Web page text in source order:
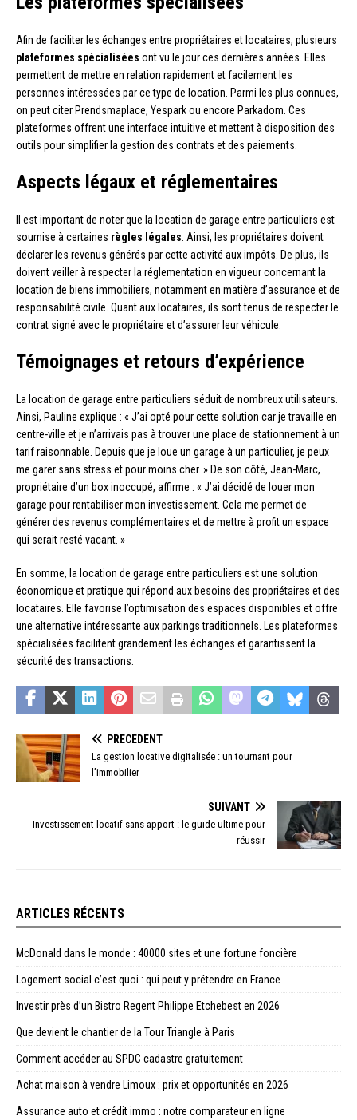
Afin de faciliter les échanges entre propriétaires et locataires, plusieurs
plateformes spécialisées ont vu le jour ces dernières années. Elles
permettent de mettre en relation rapidement et facilement les
personnes intéressées par ce type de location. Parmi les plus connues,
on peut citer Prendsmaplace, Yespark ou encore Parkadom. Ces
plateformes offrent une interface intuitive et mettent à disposition des
outils pour simplifier la gestion des contrats et des paiements.
Aspects légaux et réglementaires
Il est important de noter que la location de garage entre particuliers est
soumise à certaines règles légales . Ainsi, les propriétaires doivent
déclarer les revenus générés par cette activité aux impôts. De plus, ils
doivent veiller à respecter la réglementation en vigueur concernant la
location de biens immobiliers, notamment en matière d’assurance et de
responsabilité civile. Quant aux locataires, ils sont tenus de respecter le
contrat signé avec le propriétaire et d’assurer leur véhicule.
Témoignages et retours d’expérience
La location de garage entre particuliers séduit de nombreux utilisateurs.
Ainsi, Pauline explique : « J’ai opté pour cette solution car je travaille en
centre-ville et je n’arrivais pas à trouver une place de stationnement à un
tarif raisonnable. Depuis que je loue un garage à un particulier, je peux
me garer sans stress et pour moins cher. » De son côté, Jean-Marc,
propriétaire d’un box inoccupé, affirme : « J’ai décidé de louer mon
garage pour rentabiliser mon investissement. Cela me permet de
générer des revenus complémentaires et de mettre à profit un espace
qui serait resté vacant. »
En somme, la location de garage entre particuliers est une solution
économique et pratique qui répond aux besoins des propriétaires et des
locataires. Elle favorise l’optimisation des espaces disponibles et offre
une alternative intéressante aux parkings traditionnels. Les plateformes
spécialisées facilitent grandement les échanges et garantissent la
sécurité des transactions.
PRÉCÉDENT
La gestion locative digitalisée : un tournant pour
l’immobilier
SUIVANT
Investissement locatif sans apport : le guide ultime pour
réussir
ARTICLES RÉCENTS
McDonald dans le monde : 40000 sites et une fortune foncière
Logement social c’est quoi : qui peut y prétendre en France
Investir près d’un Bistro Regent Philippe Etchebest en 2026
Que devient le chantier de la Tour Triangle à Paris
Comment accéder au SPDC cadastre gratuitement
Achat maison à vendre Limoux : prix et opportunités en 2026
Assurance auto et crédit immo : notre comparateur en ligne